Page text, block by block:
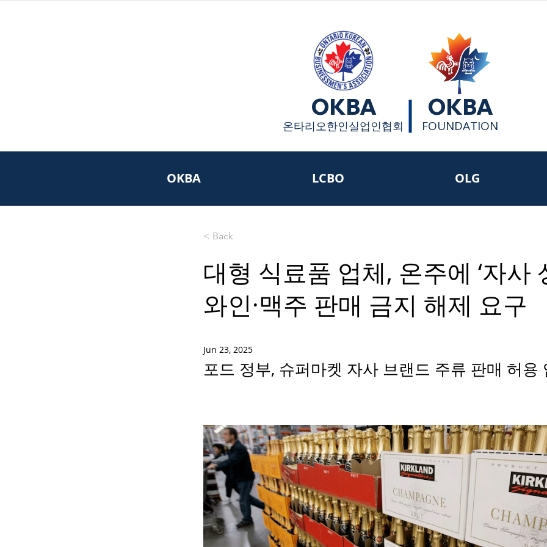
OKBA
​온타리오한인실업인협회
OKBA
FOUNDATION
OKBA LCBO OLG
< Back
대형 식료품 업체, 온주에 ‘자사
와인·맥주 판매 금지 해제 요구
Jun 23, 2025
포드 정부, 슈퍼마켓 자사 브랜드 주류 판매 허용